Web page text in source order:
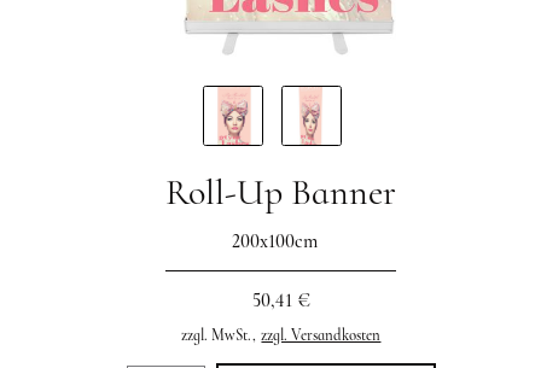
Roll-Up Banner
200x100cm
50,41 €
zzgl. MwSt., zzgl. Versandkosten